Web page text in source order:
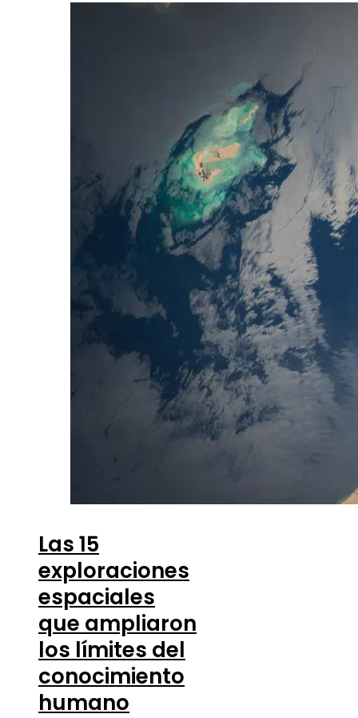
Las 15
exploraciones
espaciales
que ampliaron
los límites del
conocimiento
humano